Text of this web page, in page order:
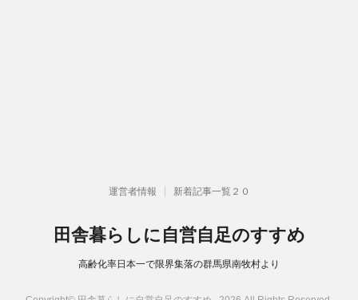
運営者情報 新着記事一覧２０
田舎暮らしに自営自足のすすめ
高齢化率日本一で限界集落の群馬県南牧村より